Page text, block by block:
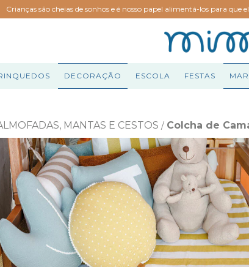
Crianças são cheias de sonhos e é nosso papel alimentá-los para
DECORAÇÃO ESCOLA FESTAS
MANTAS E CESTOS / Colcha de